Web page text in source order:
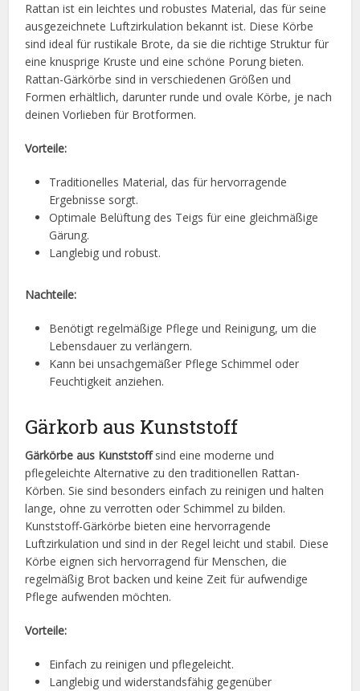
Rattan ist ein leichtes und robustes Material, das für seine
ausgezeichnete Luftzirkulation bekannt ist. Diese Körbe
sind ideal für rustikale Brote, da sie die richtige Struktur für
eine knusprige Kruste und eine schöne Porung bieten.
Rattan-Gärkörbe sind in verschiedenen Größen und
Formen erhältlich, darunter runde und ovale Körbe, je nach
deinen Vorlieben für Brotformen.
Vorteile:
Traditionelles Material, das für hervorragende
Ergebnisse sorgt.
Optimale Belüftung des Teigs für eine gleichmäßige
Gärung.
Langlebig und robust.
Nachteile:
Benötigt regelmäßige Pflege und Reinigung, um die
Lebensdauer zu verlängern.
Kann bei unsachgemäßer Pflege Schimmel oder
Feuchtigkeit anziehen.
Gärkorb aus Kunststoff
Gärkörbe aus Kunststoffsind eine moderne und
pflegeleichte Alternative zu den traditionellen Rattan-
Körben. Sie sind besonders einfach zu reinigen und halten
lange, ohne zu verrotten oder Schimmel zu bilden.
Kunststoff-Gärkörbe bieten eine hervorragende
Luftzirkulation und sind in der Regel leicht und stabil. Diese
Körbe eignen sich hervorragend für Menschen, die
regelmäßig Brot backen und keine Zeit für aufwendige
Pflege aufwenden möchten.
Vorteile:
Einfach zu reinigen und pflegeleicht.
Langlebig und widerstandsfähig gegenüber